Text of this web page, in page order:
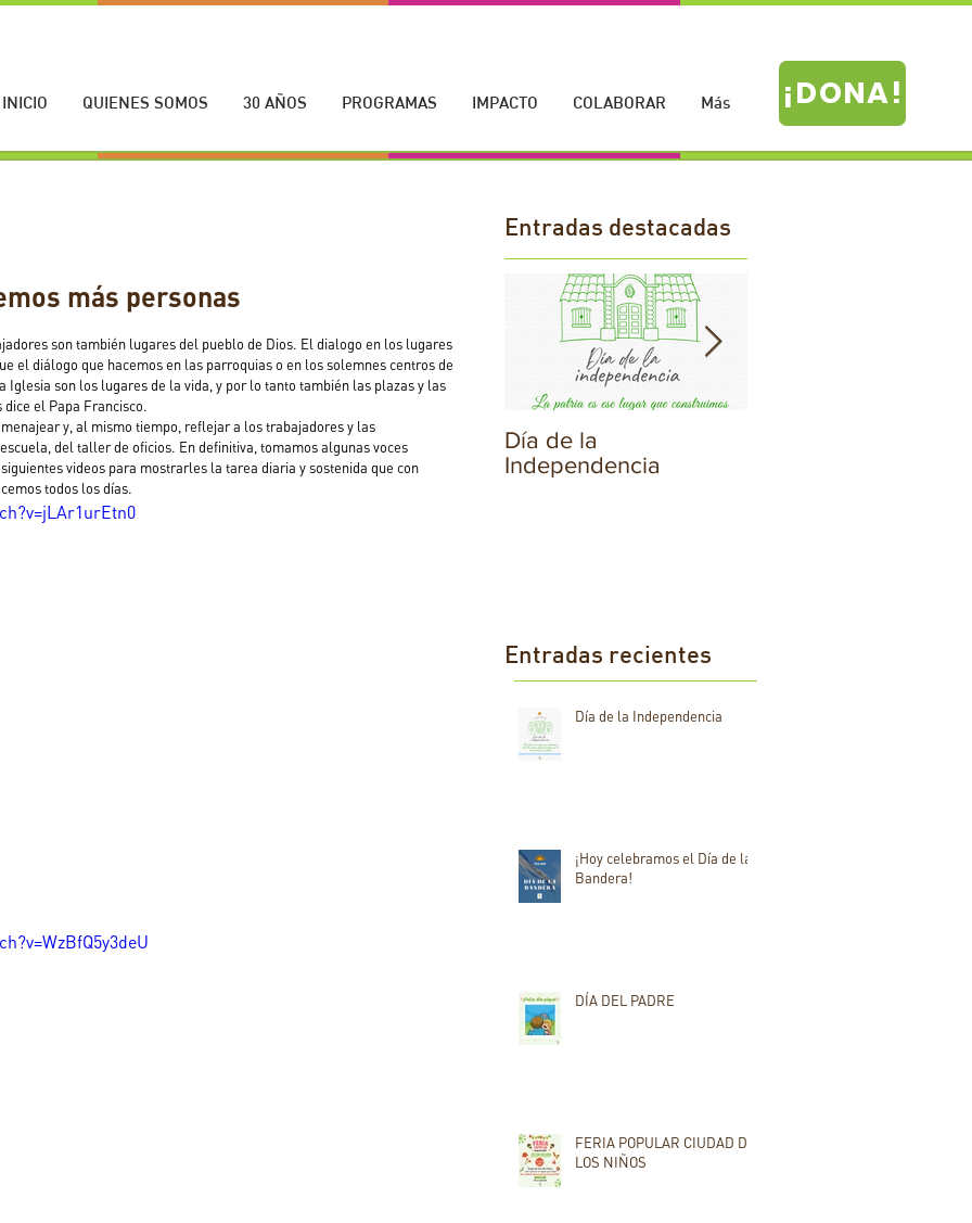
¡DONA!
INICIO QUIENES SOMOS 30 AÑOS PROGRAMAS IMPACTO COLABORAR Más
Entradas destacadas
más personas
son también lugares del pueblo de Dios. El dialogo en los lugares
el diálogo que hacemos en las parroquias o en los solemnes centros de
Iglesia son los lugares de la vida, y por lo tanto también las plazas y las
el Papa Francisco.
y, al mismo tiempo, reflejar a los trabajadores y las
del taller de oficios. En definitiva, tomamos algunas voces
videos para mostrarles la tarea diaria y sostenida que con
todos los días.
Día de la
Independencia
Entradas recientes
Día de la Independencia
¡Hoy celebramos el Día de la
Bandera!
DÍA DEL PADRE
FERIA POPULAR CIUDAD DE
LOS NIÑOS